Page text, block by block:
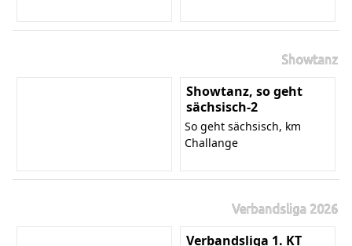
Showtanz
Showtanz, so geht
sächsisch-2
So geht sächsisch, km
Challange
Verbandsliga 2026
Verbandsliga 1. KT